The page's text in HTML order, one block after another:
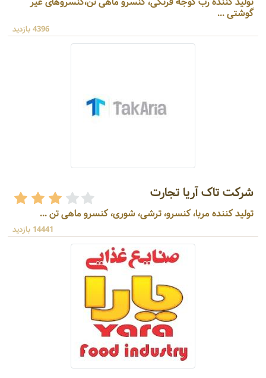
گوشتی ...
4396 بازدید
شرکت تاک آریا تجارت
تولید کننده مربا، کنسرو، ترشی، شوری، کنسرو ماهی تن ...
14441 بازدید